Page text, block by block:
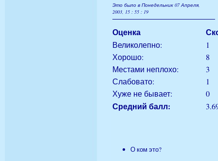
Это было в Понедельник 07 Апреля,
2003, 15 : 55 : 19
Оценка
Великолепно:
1
Хорошо:
8
Местами неплохо:
3
Слабовато:
1
Хуже не бывает:
0
Средний балл:
О ком это?